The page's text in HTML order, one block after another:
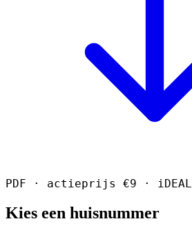
PDF · actieprijs €9 · iDEAL
Kies een huisnummer